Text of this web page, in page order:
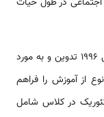
اجتماعی در طول حیات
نخستین قانون آموزش فنی و حرفه‌ای چین در سال 1996 تدوین و به مورد
از آموزش را فراهم
در کلاس شامل